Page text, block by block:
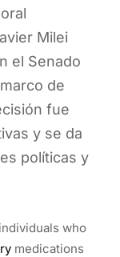
Milei
el Senado
de
fue
y se da
políticas y
who
medications